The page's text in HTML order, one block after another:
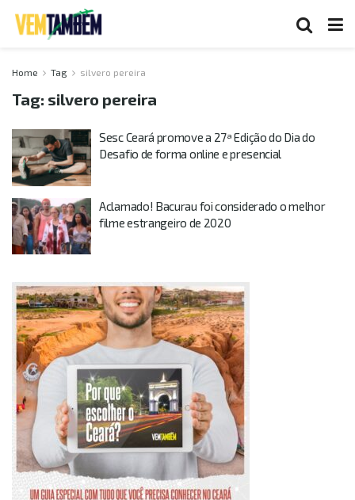
Home Tag silvero pereira
Tag: silvero pereira
Sesc Ceará promove a 27ª Edição do Dia do
Desafio de forma online e presencial
Aclamado! Bacurau foi considerado o melhor
filme estrangeiro de 2020